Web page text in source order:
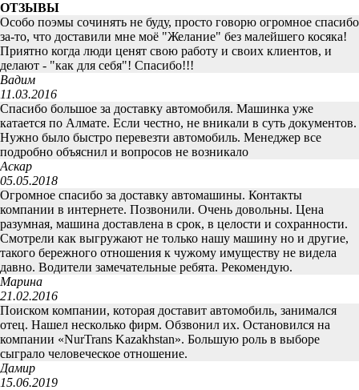
ОТЗЫВЫ
Особо поэмы сочинять не буду, просто говорю огромное спасибо
за-то, что доставили мне моё "Желание" без малейшего косяка!
Приятно когда люди ценят свою работу и своих клиентов, и
делают - "как для себя"! Спасибо!!!
Вадим
11.03.2016
Спасибо большое за доставку автомобиля. Машинка уже
катается по Алмате. Если честно, не вникали в суть документов.
Нужно было быстро перевезти автомобиль. Менеджер все
подробно объяснил и вопросов не возникало
Аскар
05.05.2018
Огромное спасибо за доставку автомашины. Контакты
компании в интернете. Позвонили. Очень довольны. Цена
разумная, машина доставлена в срок, в целости и сохранности.
Смотрели как выгружают не только нашу машину но и другие,
такого бережного отношения к чужому имуществу не видела
давно. Водители замечательные ребята. Рекомендую.
Марина
21.02.2016
Поиском компании, которая доставит автомобиль, занимался
отец. Нашел несколько фирм. Обзвонил их. Остановился на
компании «NurTrans Kazakhstan». Большую роль в выборе
сыграло человеческое отношение.
Дамир
15.06.2019